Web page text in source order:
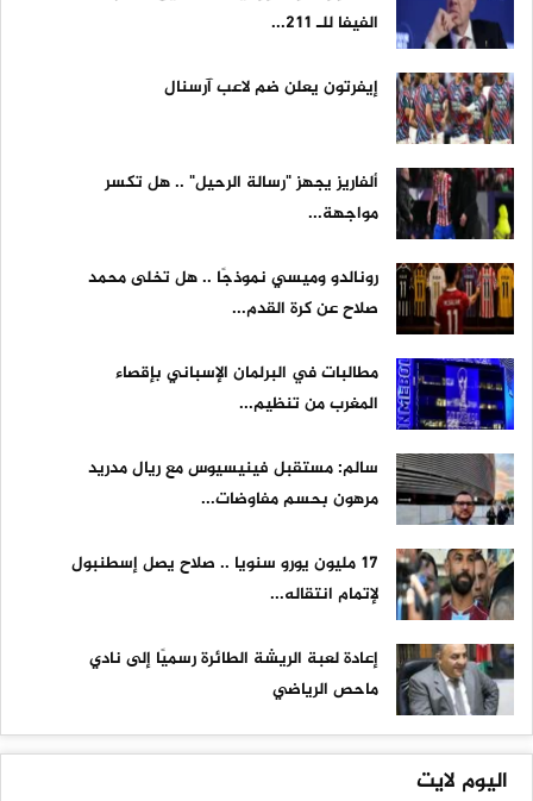
الفيفا للـ 211...
إيفرتون يعلن ضم لاعب آرسنال
ألفاريز يجهز "رسالة الرحيل" .. هل تكسر
مواجهة...
رونالدو وميسي نموذجًا .. هل تخلى محمد
صلاح عن كرة القدم...
مطالبات في البرلمان الإسباني بإقصاء
المغرب من تنظيم...
سالم: مستقبل فينيسيوس مع ريال مدريد
مرهون بحسم مفاوضات...
17 مليون يورو سنويا .. صلاح يصل إسطنبول
لإتمام انتقاله...
إعادة لعبة الريشة الطائرة رسميًا إلى نادي
ماحص الرياضي
اليوم لايت